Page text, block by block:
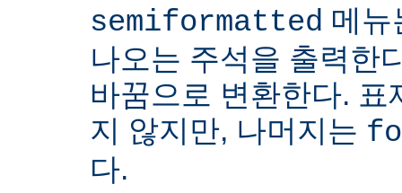
semiformatted 메뉴
나오는 주석을 출력한
바꿈으로 변환한다.
지 않지만, 나머지는
다.